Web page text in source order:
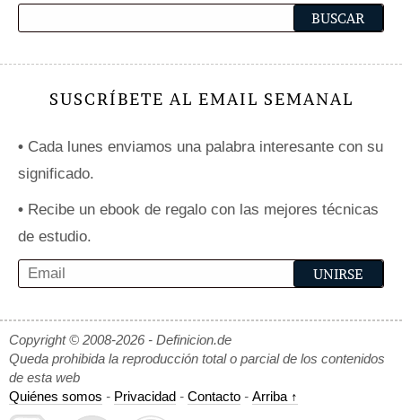
SUSCRÍBETE AL EMAIL SEMANAL
• Cada lunes enviamos una palabra interesante con su
significado.
• Recibe un ebook de regalo con las mejores técnicas
de estudio.
Copyright © 2008-2026 - Definicion.de
Queda prohibida la reproducción total o parcial de los contenidos
de esta web
Quiénes somos - Privacidad - Contacto - Arriba ↑